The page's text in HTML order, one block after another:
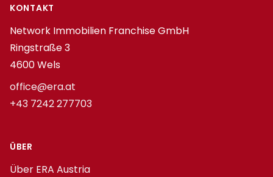
Footer
KONTAKT
Network Immobilien Franchise GmbH
Ringstraße 3
4600 Wels
office@era.at
+43 7242 277703
ÜBER
Über ERA Austria